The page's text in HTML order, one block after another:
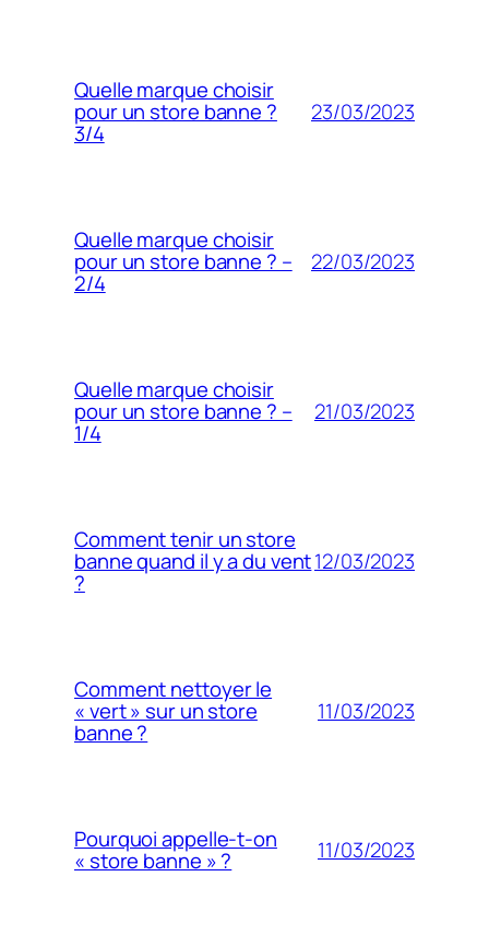
Quelle marque choisir
pour un store banne ?
3/4
23/03/2023
Quelle marque choisir
pour un store banne ? –
2/4
22/03/2023
Quelle marque choisir
pour un store banne ? –
1/4
21/03/2023
Comment tenir un store
banne quand il y a du vent
?
12/03/2023
Comment nettoyer le
« vert » sur un store
banne ?
11/03/2023
Pourquoi appelle-t-on
« store banne » ? 11/03/2023